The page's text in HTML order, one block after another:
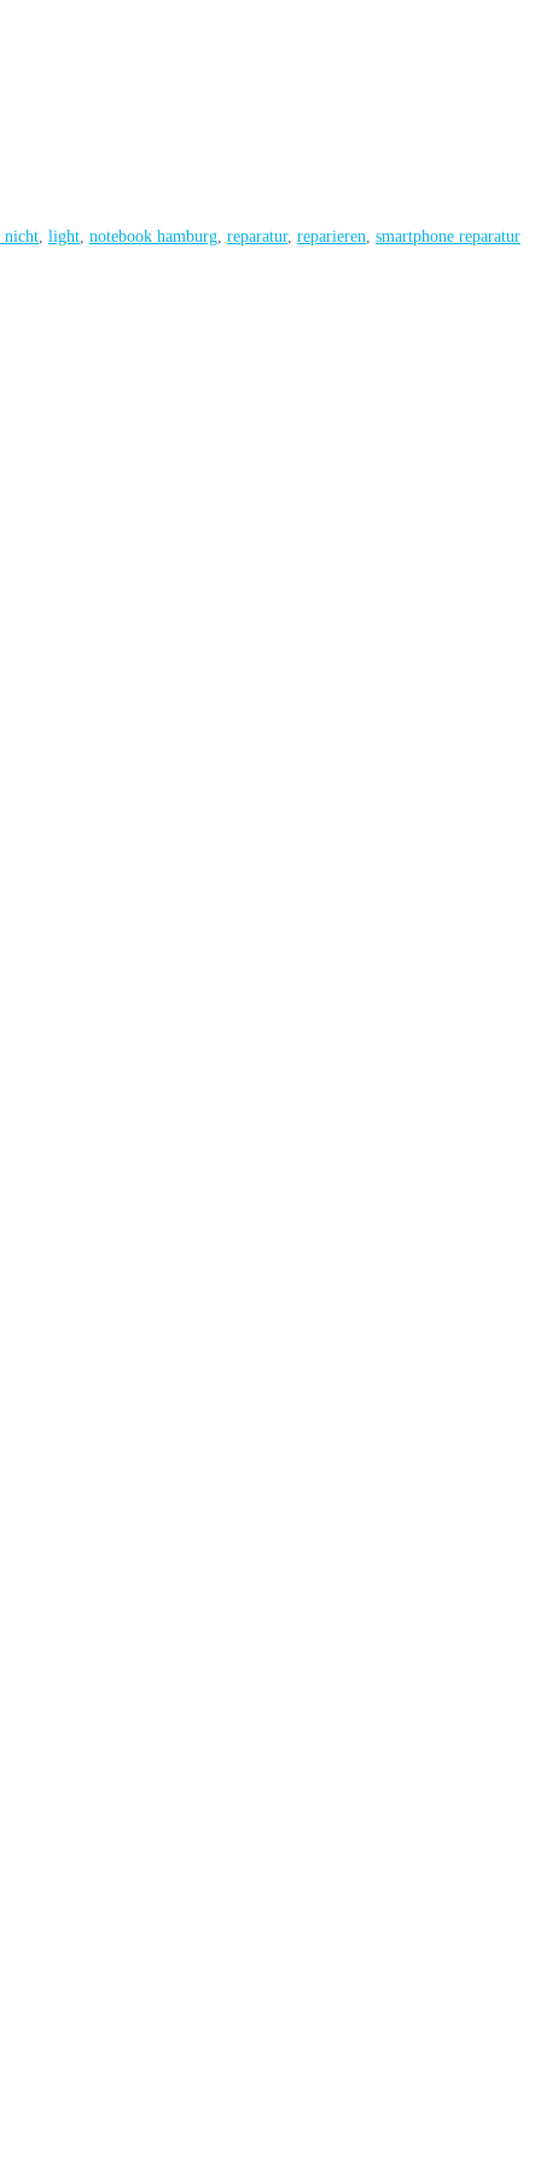
nicht, light, notebook hamburg, reparatur, reparieren, smartphone reparatur